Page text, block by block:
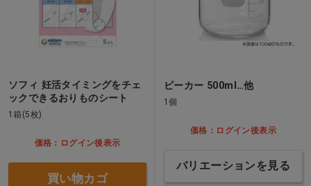
ソフィ 妊活タイミングをチェ
ックできるおりものシート
1箱(5枚)
価格：ログイン後表示
買い物カゴ
ビーカー 500ml…他
1個
価格：ログイン後表示
バリエーションを見る